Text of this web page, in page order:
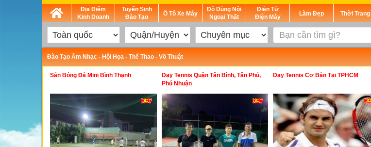
Địa Điểm
Kinh Doanh
Tuyển Sinh
Đào Tạo
Ô Tô Xe Máy
Đồ Dùng Nội
Ngoại Thất
Điện Tử
Điện Máy
Làm Đẹp Thời Trang
Đào Tạo Âm Nhạc - Hội Họa - Thể Thao - Võ Thuật
Sân Bóng Đá Mini Bình Thạnh
Dạy Tennis Quận Tân Bình, Tân Phú,
Phú Nhuận
Dạy Tennis Cơ Bản Tại TPHCM